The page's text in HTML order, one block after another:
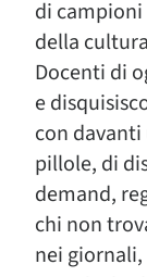
di campioni
della
Docenti di
e
con
pillole, di
demand,
chi non
nei